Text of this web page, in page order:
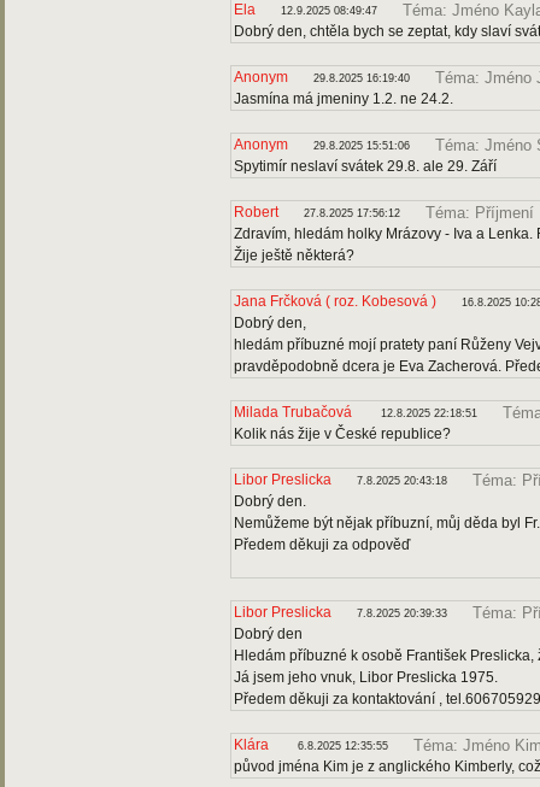
Ela 12.9.2025 08:49:47 Téma: Jméno
Dobrý den, chtěla bych se zeptat, kdy slaví
Anonym 29.8.2025 16:19:40 Téma: Jméno
Jasmína má jmeniny 1.2. ne 24.2.
Anonym 29.8.2025 15:51:06 Téma: Jméno
Spytimír neslaví svátek 29.8. ale 29. Září
Robert 27.8.2025 17:56:12 Téma: Příjmení
Zdravím, hledám holky Mrázovy - Iva a
Žije ještě některá?
Jana Frčková ( roz. Kobesová ) 16.8.2025
Dobrý den,
hledám příbuzné mojí pratety paní Růženy
pravděpodobně dcera je Eva Zacherová.
Milada Trubačová 12.8.2025 22:18:51
Kolik nás žije v České republice?
Libor Preslicka 7.8.2025 20:43:18 Téma:
Dobrý den.
Nemůžeme být nějak příbuzní, můj děda byl
Předem děkuji za odpověď
Libor Preslicka 7.8.2025 20:39:33 Téma:
Dobrý den
Hledám příbuzné k osobě František
Já jsem jeho vnuk, Libor Preslicka 1975.
Předem děkuji za kontaktování , tel.606705929
Klára 6.8.2025 12:35:55 Téma: Jméno
původ jména Kim je z anglického Kimberly,